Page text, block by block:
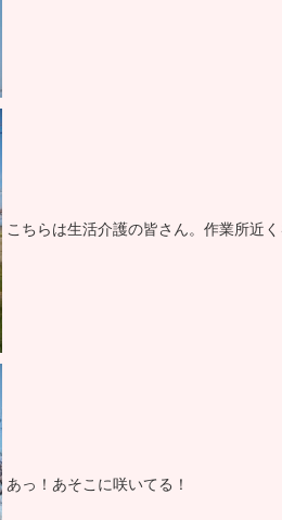
こちらは生活介護の皆さん。作業所近く
あっ！あそこに咲いてる！